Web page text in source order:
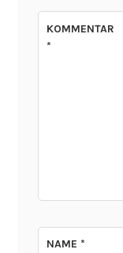
KOMMENTAR
*
NAME*